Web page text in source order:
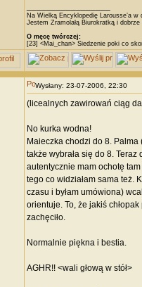
Na Wielką Encyklopedię Larousse’a
Jestem Zramolałą Biurokratką i
O męcę twórczej:
[23] <Mai_chan> Siedzenie poki co
Wysłany: 23-07-2006, 22:30
(licealnych zawirowań ciąg
No kurka wodna!
Maieczka chodzi do 8.
także wybrała się do 8. Teraz
autentycznie mam ochotę
tego co widziałam sama też.
czasu i byłam umówiona)
orientuje. To, że jakiś
zachęciło.
Normalnie piękna i bestia.
AGHR!! <wali głową w stół>